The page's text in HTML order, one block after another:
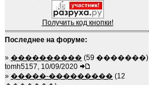
Получить код кнопки!
Последнее на форуме:
» ���������� (59 �������)
tomh5157, 10/09/2020
» �����-��������� (12